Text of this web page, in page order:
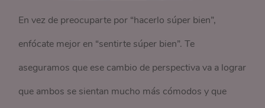
En vez de preocuparte por “hacerlo súper bien”,
enfócate mejor en “sentirte súper bien”. Te
aseguramos que ese cambio de perspectiva va a lograr
que ambos se sientan mucho más cómodos y que